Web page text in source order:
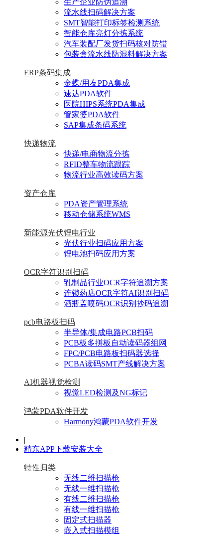
流水线扫码解决方案
SMT智能打印标签检测系统
智能仓库亮灯分拣系统
汽车装配厂发货扫码核对防错
包装盒流水线防混料解决方案
ERP条码集成
金蝶/用友PDA集成
速达PDA软件
医院HIPS系统PDA集成
管家婆PDA软件
SAP集成条码系统
快递物流
快递/电商物流分拣
RFID整车物流跟踪
物流行业高效读码方案
资产仓库
PDA资产管理系统
移动仓储系统WMS
新能源光伏锂电行业
光伏行业扫码应用方案
锂电池扫码应用方案
OCR字符识别扫码
乳制品行业OCR字符追溯方案
连锁药店OCR字符AI识别扫码
酒瓶盖喷码OCR识别抄码追溯
pcb电路板扫码
半导体/集成电路PCB扫码
PCB板多拼板自动读码器组网
FPC/PCB电路板扫码器选择
PCBA读码SMT产线解决方案
AI机器视觉检测
视觉LED检测及NG标记
鸿蒙PDA软件开发
Harmony鸿蒙PDA软件开发
|
精东APP下载安装大全
特性归类
无线二维扫描枪
无线一维扫描枪
有线二维扫描枪
有线一维扫描枪
固定式扫描器
嵌入式扫描模组